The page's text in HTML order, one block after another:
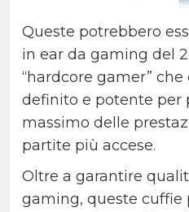
Queste potrebbero
in ear da gaming del
“hardcore gamer”
definito e potente per
massimo delle
partite più accese.
Oltre a garantire
gaming, queste cuffie